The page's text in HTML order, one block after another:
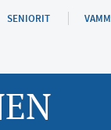
SENIORIT